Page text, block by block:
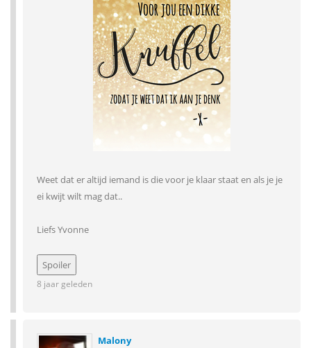
Weet dat er altijd iemand is die voor je klaar staat en als je je
ei kwijt wilt mag dat..
Liefs Yvonne
8 jaar geleden
Malony